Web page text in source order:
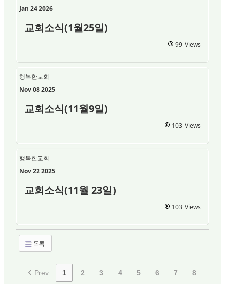
Jan 24 2026
교회소식(1월25일)
99 Views
행복한교회
Nov 08 2025
교회소식(11월9일)
103 Views
행복한교회
Nov 22 2025
교회소식(11월 23일)
103 Views
목록
Prev 1 2 3 4 5 6 7 8